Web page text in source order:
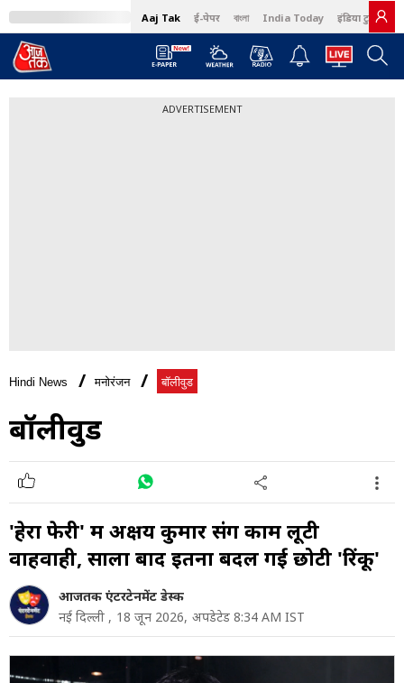
Aaj Tak ई-पेपर বাংলা India Today इंडिया टुडे हिंदी
ADVERTISEMENT
Hindi News मनोरंजन बॉलीवुड
बॉलीवुड
'हेरा फेरी' में अक्षय कुमार संग काम लूटी
वाहवाही, सालों बाद इतना बदल गई छोटी 'रिंकू'
आजतक एंटरटेनमेंट डेस्क
नई दिल्ली , 18 जून 2026, अपडेटेड 8:34 AM IST